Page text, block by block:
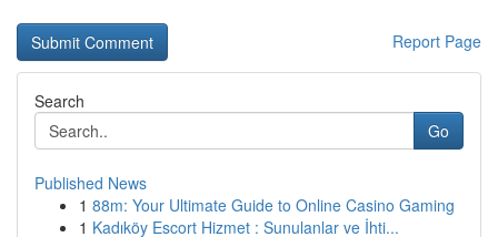
Report Page
Search
Go
Published News
1 88m: Your Ultimate Guide to Online Casino Gaming
1 Kadıköy Escort Hizmet : Sunulanlar ve İhti...